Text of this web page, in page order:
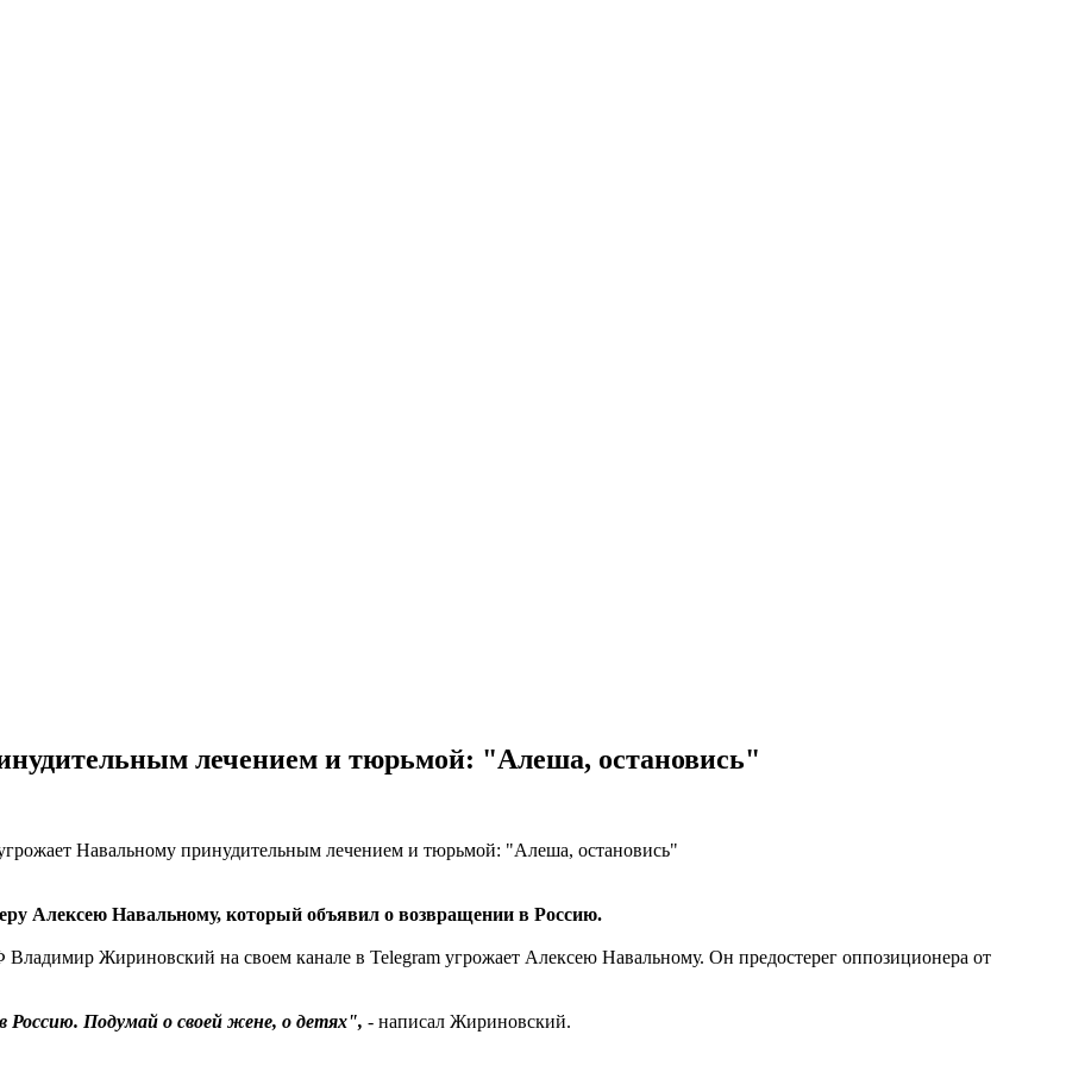
лечением и тюрьмой: "Алеша, остановись"
Алексею Навальному, который объявил о возвращении в Россию.
Жириновский на своем канале в Telegram угрожает Алексею Навальному. Он предостерег оппозиционера от
Россию. Подумай о своей жене, о детях", - написал Жириновский.